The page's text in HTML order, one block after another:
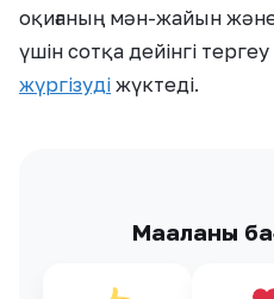
оқиғаның мән-жайын және
үшін сотқа дейінгі
жүргізуді жүктеді.
Мақаланы